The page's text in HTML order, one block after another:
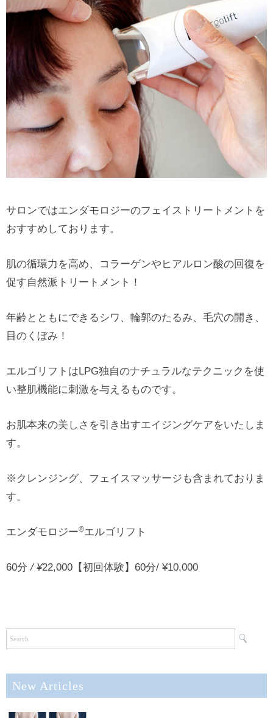
サロンではエンダモロジーのフェイストリートメントを
おすすめしております。
肌の循環力を高め、コラーゲンやヒアルロン酸の回復を
促す自然派トリートメント！
年齢とともにできるシワ、輪郭のたるみ、毛穴の開き、
目のくぼみ！
エルゴリフトはLPG独自のナチュラルなテクニックを使
い整肌機能に刺激を与えるものです。
お肌本来の美しさを引き出すエイジングケアをいたしま
す。
※クレンジング、フェイスマッサージも含まれておりま
す。
エンダモロジー®エルゴリフト
60分 / ¥22,000【初回体験】60分/ ¥10,000
New Articles